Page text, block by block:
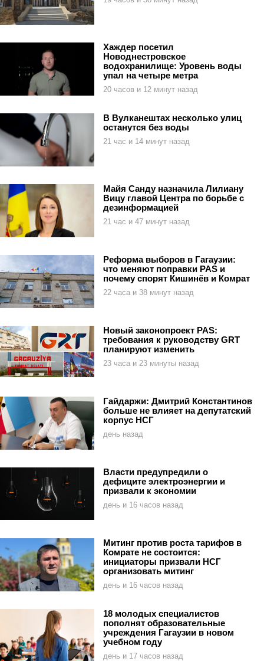
Хаждер посетил
Новоднестровское
водохранилище: Уровень воды
упал на четыре метра
20 часов и 12 минут назад
В Вулканештах несколько улиц
останутся без воды
21 час и 14 минут назад
Майя Санду назначила Лилиану
Вицу главой Центра по борьбе с
дезинформацией
21 час и 47 минут назад
Реформа выборов в Гагаузии:
что меняют поправки PAS и
почему спорят Кишинёв и Комрат
22 часа и 38 минут назад
Новый законопроект PAS:
требования к руководству GRT
планируют изменить
23 часа и 23 минуты назад
Гайдаржи: Дмитрий Константинов
больше не влияет на депутатский
корпус НСГ
день назад
Власти предупредили о
дефиците электроэнергии и
призвали к экономии
день и 16 часов назад
Митинг против роста тарифов в
Комрате не состоится:
инициаторы призвали НСГ
организовать митинг
день и 16 часов назад
18 молодых специалистов
пополнят образовательные
учреждения Гагаузии в новом
учебном году
день и 17 часов назад